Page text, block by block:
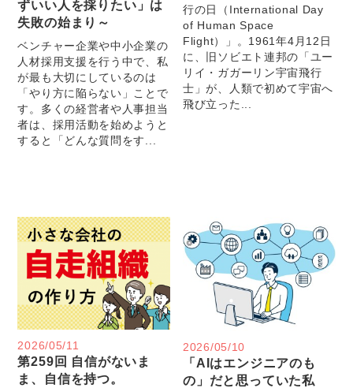
ずいい人を採りたい」は
失敗の始まり～
ベンチャー企業や中小企業の
人材採用支援を行う中で、私
が最も大切にしているのは
「やり方に陥らない」ことで
す。多くの経営者や人事担当
者は、採用活動を始めようと
すると「どんな質問をす...
行の日（International Day
of Human Space
Flight）」。1961年4月12日
に、旧ソビエト連邦の「ユー
リイ・ガガーリン宇宙飛行
士」が、人類で初めて宇宙へ
飛び立った...
2026/05/11
第259回 自信がないま
ま、自信を持つ。
2026/05/10
「AIはエンジニアのも
の」だと思っていた私